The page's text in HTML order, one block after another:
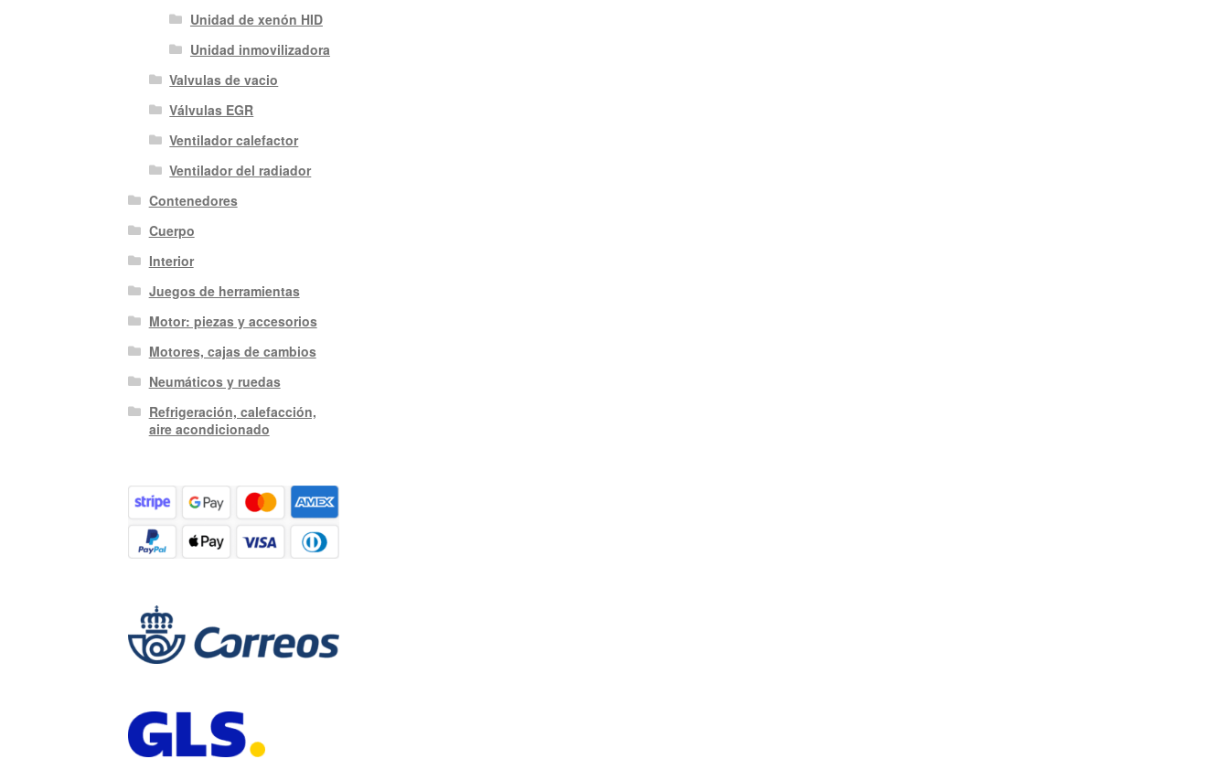
Unidad de xenón HID
Unidad inmovilizadora
Valvulas de vacio
Válvulas EGR
Ventilador calefactor
Ventilador del radiador
Contenedores
Cuerpo
Interior
Juegos de herramientas
Motor: piezas y accesorios
Motores, cajas de cambios
Neumáticos y ruedas
Refrigeración, calefacción,
aire acondicionado